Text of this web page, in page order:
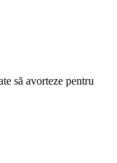
să avorteze pentru